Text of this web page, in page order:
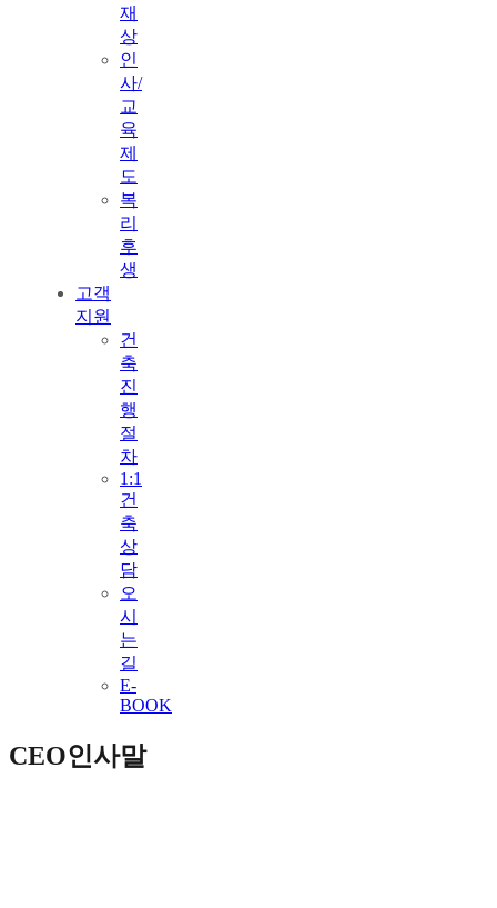
재
상
인
사/
교
육
제
도
복
리
후
생
고객
지원
건
축
진
행
절
차
1:1
건
축
상
담
오
시
는
길
E-
BOOK
CEO인사말